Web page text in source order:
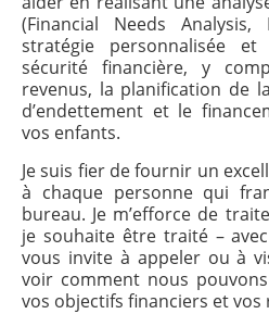
(Financial Needs
stratégie personnalisée
sécurité financière, y
revenus, la planification de
d’endettement et le
vos enfants.
Je suis fier de fournir un
à chaque personne qui
bureau. Je m’efforce de
je souhaite être traité –
vous invite à appeler ou à
voir comment nous
vos objectifs financiers et vos